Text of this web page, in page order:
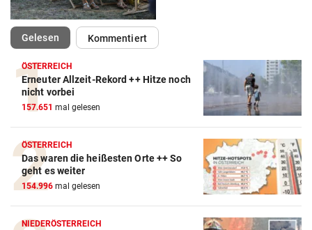
Gelesen(ausgewählt)Kommentiert
ÖSTERREICH
Erneuter Allzeit-Rekord ++ Hitze noch
nicht vorbei
157.651 mal gelesen
ÖSTERREICH
Das waren die heißesten Orte ++ So
geht es weiter
154.996 mal gelesen
NIEDERÖSTERREICH